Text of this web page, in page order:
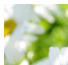
Перейти
к
содержимому